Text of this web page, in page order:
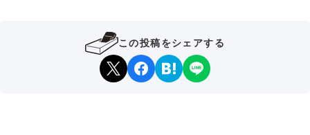
この投稿をシェアする